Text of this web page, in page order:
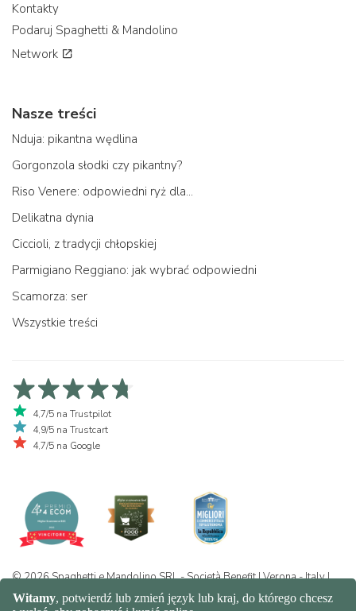
Kontakty
Podaruj Spaghetti & Mandolino
Network
Nasze treści
Nduja: pikantna wędlina
Gorgonzola słodki czy pikantny?
Riso Venere: odpowiedni ryż dla...
Delikatna dynia
Ciccioli, z tradycji chłopskiej
Parmigiano Reggiano: jak wybrać odpowiedni
Scamorza: ser
Wszystkie treści
4,7/5 na Trustpilot
4,9/5 na Trustcart
4,7/5 na Google
© 2026 Spaghetti e Mandolino SRL - Società Benefit | Verona - Italy |
+39 351 865 9444 | P.I. IT04913730232 | Certificazione BIO: IT-BIO-
016.380-0110744.2026.001 | REA VR-455804 |Prywatność i polityka